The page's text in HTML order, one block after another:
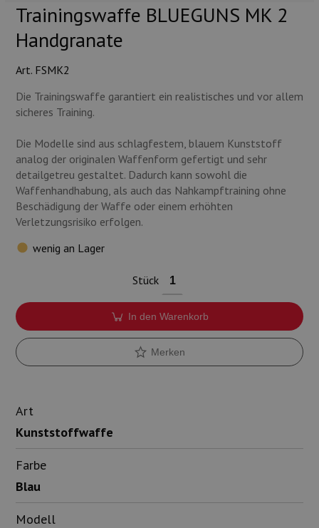
Trainingswaffe BLUEGUNS MK 2
Handgranate
Art. FSMK2
Die Trainingswaffe garantiert ein realistisches und vor allem
sicheres Training.
Die Modelle sind aus schlagfestem, blauem Kunststoff
analog der originalen Waffenform gefertigt und sehr
detailgetreu gestaltet. Dadurch kann sowohl die
Waffenhandhabung, als auch das Nahkampftraining ohne
Beschädigung der Waffe oder einem erhöhten
Verletzungsrisiko erfolgen.
wenig an Lager
Stück
In den Warenkorb
Merken
Art
Kunststoffwaffe
Farbe
Blau
Modell